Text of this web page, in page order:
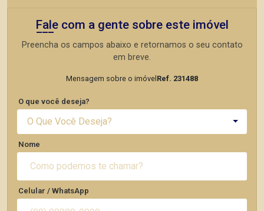
Fale com a gente sobre este imóvel
Preencha os campos abaixo e retornamos o seu contato
em breve.
Mensagem sobre o imóvel Ref. 231488
O que você deseja?
O Que Você Deseja?
Nome
Celular / WhatsApp